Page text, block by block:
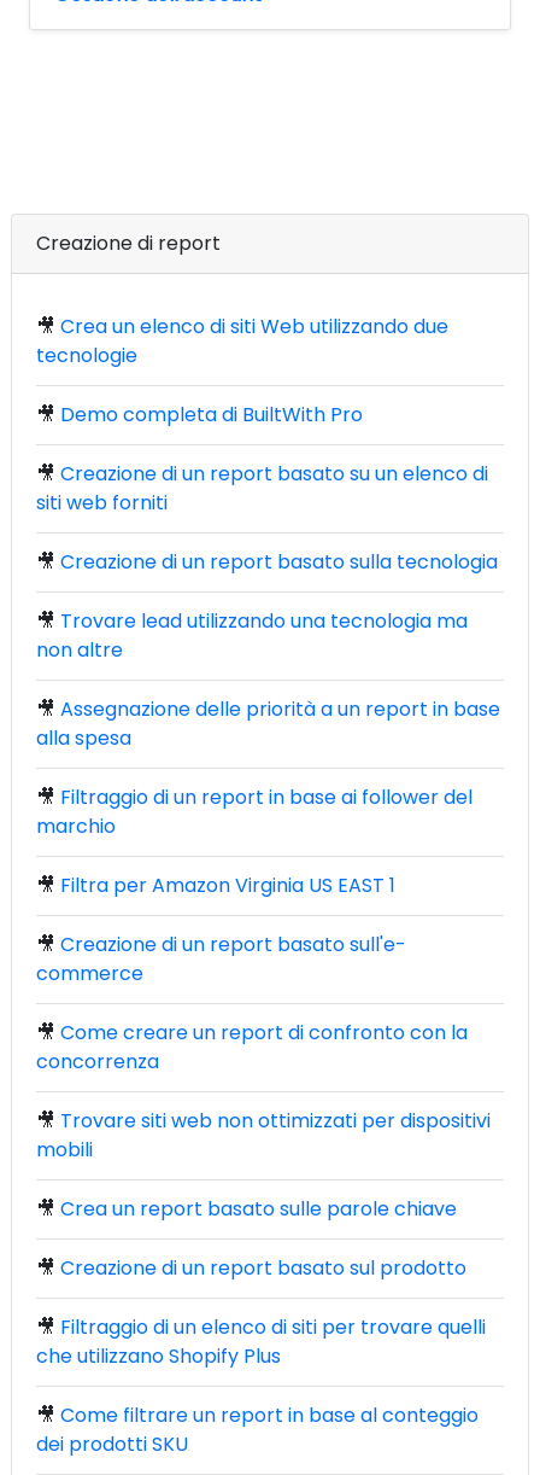
Creazione di report
🎥 Crea un elenco di siti Web utilizzando due
tecnologie
🎥 Demo completa di BuiltWith Pro
🎥 Creazione di un report basato su un elenco di
siti web forniti
🎥 Creazione di un report basato sulla tecnologia
🎥 Trovare lead utilizzando una tecnologia ma
non altre
🎥 Assegnazione delle priorità a un report in base
alla spesa
🎥 Filtraggio di un report in base ai follower del
marchio
🎥 Filtra per Amazon Virginia US EAST 1
🎥 Creazione di un report basato sull'e-
commerce
🎥 Come creare un report di confronto con la
concorrenza
🎥 Trovare siti web non ottimizzati per dispositivi
mobili
🎥 Crea un report basato sulle parole chiave
🎥 Creazione di un report basato sul prodotto
🎥 Filtraggio di un elenco di siti per trovare quelli
che utilizzano Shopify Plus
🎥 Come filtrare un report in base al conteggio
dei prodotti SKU